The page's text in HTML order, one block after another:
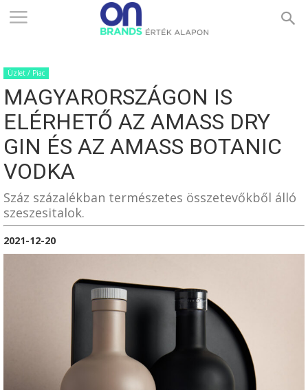
ONBRANDS
–
ÉRTÉK
ALAPON
Üzlet / Piac
MAGYARORSZÁGON IS
ELÉRHETŐ AZ AMASS DRY
GIN ÉS AZ AMASS BOTANIC
VODKA
Száz százalékban természetes összetevőkből álló
szeszesitalok.
2021-12-20